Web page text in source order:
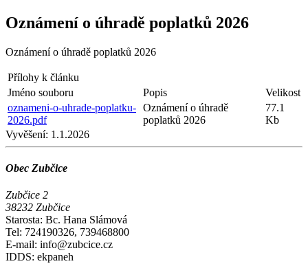
Oznámení o úhradě poplatků 2026
Oznámení o úhradě poplatků 2026
Přílohy k článku
Jméno souboru
Popis
Velikost
oznameni-o-uhrade-poplatku-
2026.pdf
Oznámení o úhradě
poplatků 2026
77.1
Kb
Vyvěšení: 1.1.2026
Obec Zubčice
Zubčice 2
38232 Zubčice
Starosta: Bc. Hana Slámová
Tel: 724190326, 739468800
E-mail: info@zubcice.cz
IDDS: ekpaneh